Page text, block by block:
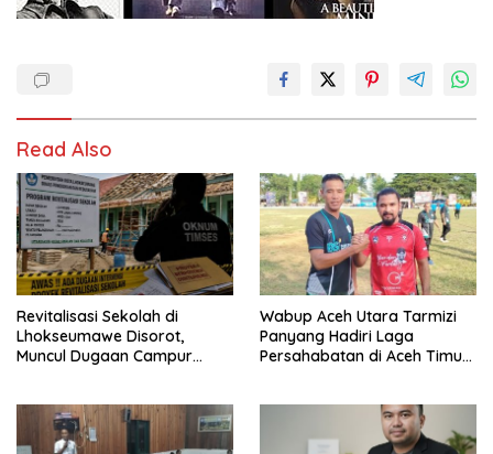
Read Also
Revitalisasi Sekolah di
Lhokseumawe Disorot,
Muncul Dugaan Campur
Wabup Aceh Utara Tarmizi
Panyang Hadiri Laga
Persahabatan di Aceh Timur,